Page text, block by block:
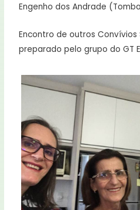
Engenho dos Andrade
Encontro de outros Convívios
preparado pelo grupo do GT